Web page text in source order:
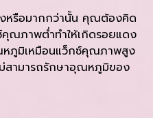
หรือมากกว่านั้น คุณต้องคิด
ณภาพต่ำทำให้เกิดรอยแดง
หภูมิเหมือนแว็กซ์คุณภาพสูง
สามารถรักษาอุณหภูมิของ